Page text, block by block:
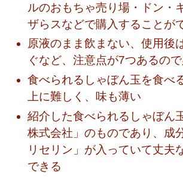
ルのおもちゃ売り場・ドン・
ザらスなどで購入することが
原液のまま飲まない、使用後
ぐなど、注意点が7つあるの
食べられるしゃぼん玉を食べ
上に難しく、味も薄い
紹介した食べられるしゃぼん
株式会社」のものであり、成
リセリン」が入っていて丈夫
できる